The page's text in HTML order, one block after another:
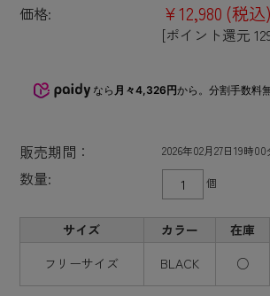
価格: ¥12,980 (税込)
[ポイント還元
なら 月々4,326円から。分割手数料
販売期間： 2026年02月27日19時00
数量: 個
サイズ カラー 在庫
フリーサイズ
BLACK ○